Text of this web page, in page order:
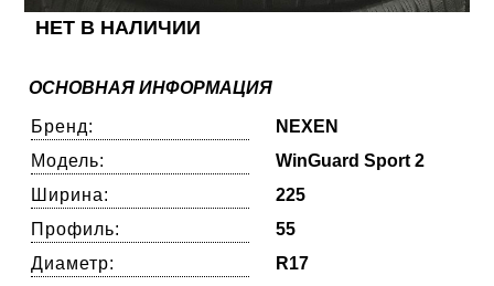
НЕТ В НАЛИЧИИ
ОСНОВНАЯ ИНФОРМАЦИЯ
Бренд:
NEXEN
Модель:
WinGuard Sport 2
Ширина:
225
Профиль:
55
Диаметр:
R17